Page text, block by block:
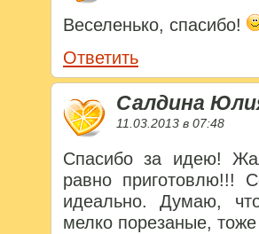
Веселенько, спасибо!
Ответить
Салдина
11.03.2013 в 07:48
Спасибо за идею!
равно приготовлю!!!
идеально. Думаю,
мелко порезаные, тоже